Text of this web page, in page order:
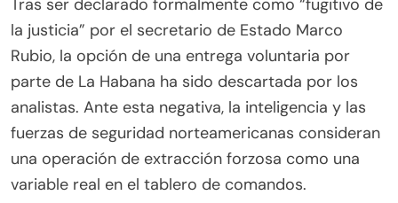
Tras ser declarado formalmente como “fugitivo de
la justicia” por el secretario de Estado Marco
Rubio, la opción de una entrega voluntaria por
parte de La Habana ha sido descartada por los
analistas. Ante esta negativa, la inteligencia y las
fuerzas de seguridad norteamericanas consideran
una operación de extracción forzosa como una
variable real en el tablero de comandos.